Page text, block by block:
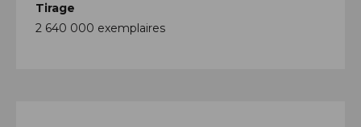
Tirage
2 640 000 exemplaires